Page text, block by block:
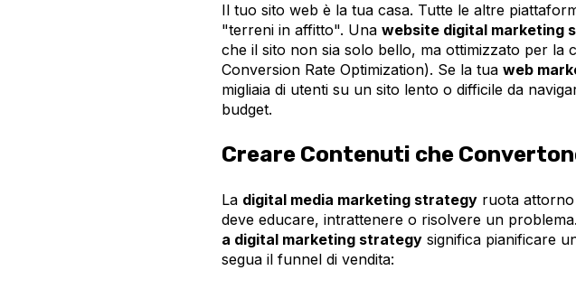
Il tuo sito web è la tua casa. Tutte le altre
"terreni in affitto". Una website digital marketing
che il sito non sia solo bello, ma ottimizzato per la
Conversion Rate Optimization). Se la tua web
migliaia di utenti su un sito lento o difficile da
budget.
Creare Contenuti che
La digital media marketing strategy ruota
deve educare, intrattenere o risolvere un
a digital marketing strategy significa pianificare
segua il funnel di vendita: